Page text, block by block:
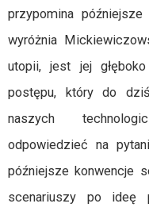
przypomina
wyróżnia
utopii, jest jej
postępu, który do
naszych
odpowiedzieć na
późniejsze konwencje
scenariuszy po ideę